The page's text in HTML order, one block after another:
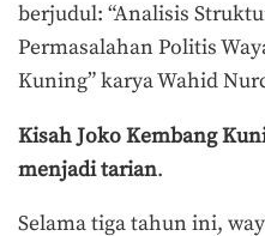
berjudul: “Analisis
Permasalahan Politis
Kuning” karya Wahid
Kisah Joko Kembang
menjadi tarian.
Selama tiga tahun ini,